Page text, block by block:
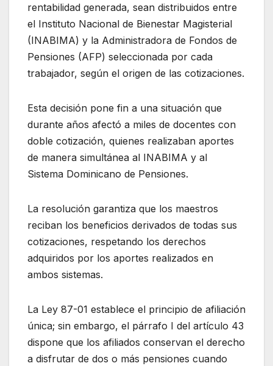
rentabilidad generada, sean distribuidos entre
el Instituto Nacional de Bienestar Magisterial
(INABIMA) y la Administradora de Fondos de
Pensiones (AFP) seleccionada por cada
trabajador, según el origen de las cotizaciones.
Esta decisión pone fin a una situación que
durante años afectó a miles de docentes con
doble cotización, quienes realizaban aportes
de manera simultánea al INABIMA y al
Sistema Dominicano de Pensiones.
La resolución garantiza que los maestros
reciban los beneficios derivados de todas sus
cotizaciones, respetando los derechos
adquiridos por los aportes realizados en
ambos sistemas.
La Ley 87-01 establece el principio de afiliación
única; sin embargo, el párrafo I del artículo 43
dispone que los afiliados conservan el derecho
a disfrutar de dos o más pensiones cuando